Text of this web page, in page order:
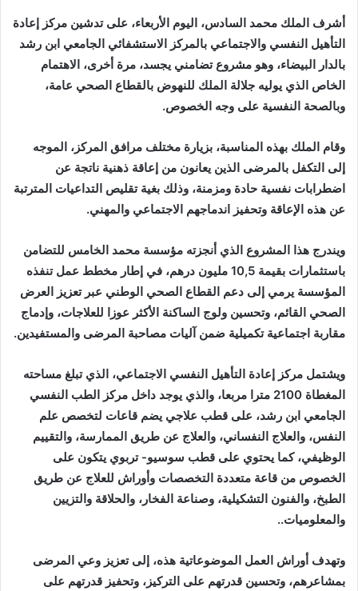
أشرف الملك محمد السادس، اليوم الأربعاء، على تدشين مركز إعادة
التأهيل النفسي والاجتماعي بالمركز الاستشفائي الجامعي ابن رشد
بالدار البيضاء، وهو مشروع تضامني يجسد، مرة أخرى، الاهتمام
الخاص الذي يوليه جلالة الملك للنهوض بالقطاع الصحي عامة،
وبالصحة النفسية على وجه الخصوص.
وقام الملك بهذه المناسبة، بزيارة مختلف مرافق المركز، الموجه
إلى التكفل بالمرضى الذين يعانون من إعاقة ذهنية ناتجة عن
اضطرابات نفسية حادة ومزمنة، وذلك بغية تقليص التداعيات المترتبة
عن هذه الإعاقة وتحفيز اندماجهم الاجتماعي والمهني.
ويندرج هذا المشروع الذي أنجزته مؤسسة محمد الخامس للتضامن
باستثمارات بقيمة 10,5 مليون درهم، في إطار مخطط عمل تنفذه
المؤسسة يرمي إلى دعم القطاع الصحي الوطني عبر تعزيز العرض
الصحي القائم، وتحسين ولوج الساكنة الأكثر عوزا للعلاجات، وإدماج
مقاربة اجتماعية تكميلية ضمن آليات مصاحبة المرضى والمستفيدين.
ويشتمل مركز إعادة التأهيل النفسي الاجتماعي، الذي تبلغ مساحته
المغطاة 2100 مترا مربعا، والذي يوجد داخل مركز الطب النفسي
الجامعي ابن رشد، على قطب علاجي يضم قاعات لتخصص علم
النفس، والعلاج النفساني، والعلاج عن طريق الممارسة، والتقييم
الوظيفي، كما يحتوي على قطب سوسيو- تربوي يتكون على
الخصوص من قاعة متعددة التخصصات وأوراش للعلاج عن طريق
الطبخ، والفنون التشكيلية، وصناعة الفخار، والحلاقة والتزيين
والمعلوميات..
وتهدف أوراش العمل الموضوعاتية هذه، إلى تعزيز وعي المرضى
بمشاعرهم، وتحسين قدرتهم على التركيز، وتحفيز قدرتهم على